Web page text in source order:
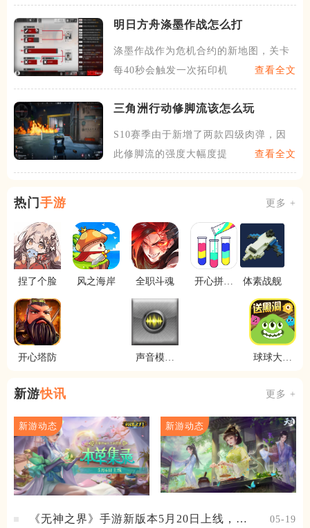
明日方舟涤墨作战怎么打
涤墨作战作为危机合约的新地图，关卡
每40秒会触发一次拓印机制
查看全文
三角洲行动修脚流该怎么玩
S10赛季由于新增了两款四级肉弹，因
此修脚流的强度大幅度提升
查看全文
热门 手游 更多 +
捏了个脸 风之海岸 全职斗魂
开心拼一
体素战舰
开心塔防
声音模拟
球球大作
新游快讯 更多 +
新游动态 新游动态
《无神之界》手游新版本5月20日上线，女
05-19